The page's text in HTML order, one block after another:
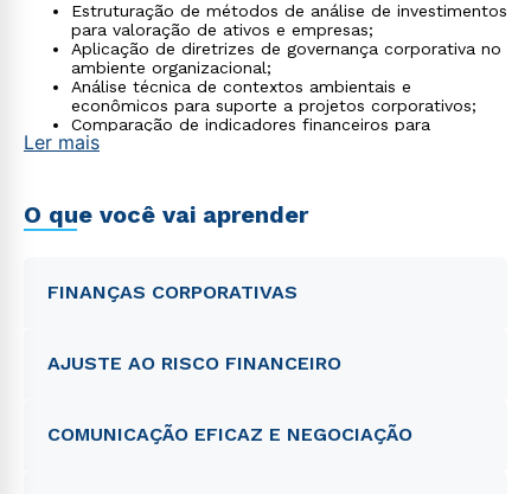
Estruturação de métodos de análise de investimentos
para valoração de ativos e empresas;
Aplicação de diretrizes de governança corporativa no
ambiente organizacional;
Análise técnica de contextos ambientais e
econômicos para suporte a projetos corporativos;
Comparação de indicadores financeiros para
otimização da tomada de decisão em investimentos.
Ler mais
O que você vai aprender
FINANÇAS CORPORATIVAS
AJUSTE AO RISCO FINANCEIRO
COMUNICAÇÃO EFICAZ E NEGOCIAÇÃO